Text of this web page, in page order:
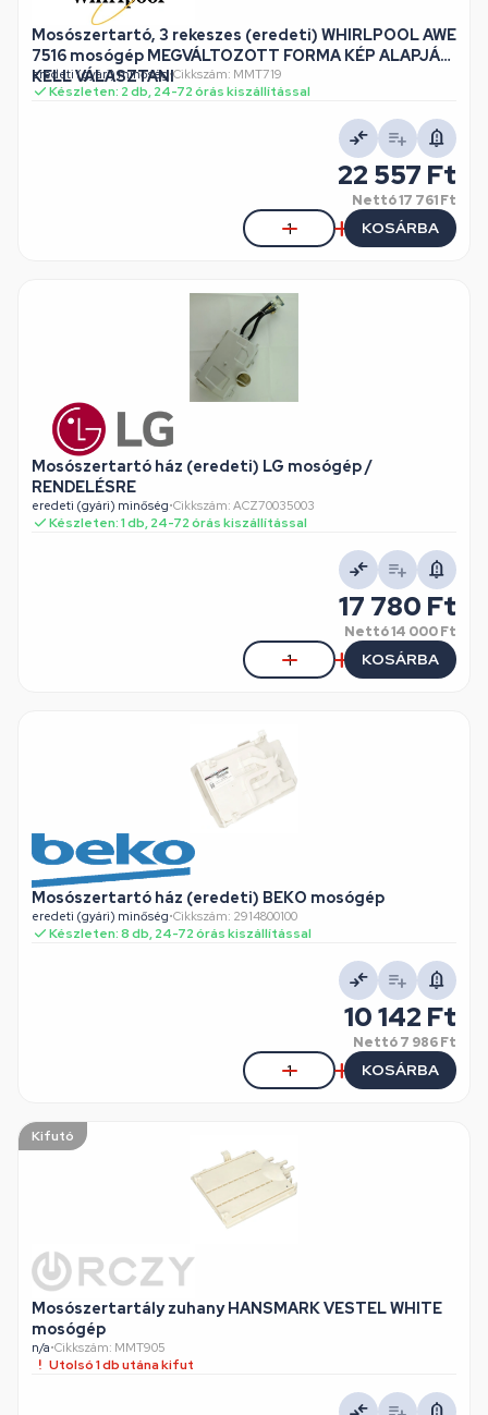
Mosószertartó, 3 rekeszes (eredeti) WHIRLPOOL AWE
7516 mosógép MEGVÁLTOZOTT FORMA KÉP ALAPJÁN
KELL VÁLASZTANI
eredeti (gyári) minőség•Cikkszám: MMT719
Készleten: 2 db, 24-72 órás kiszállítással
22 557 Ft
Nettó17 761 Ft
KOSÁRBA
Mosószertartó ház (eredeti) LG mosógép /
RENDELÉSRE
eredeti (gyári) minőség•Cikkszám: ACZ70035003
Készleten: 1 db, 24-72 órás kiszállítással
17 780 Ft
Nettó14 000 Ft
KOSÁRBA
Mosószertartó ház (eredeti) BEKO mosógép
eredeti (gyári) minőség•Cikkszám: 2914800100
Készleten: 8 db, 24-72 órás kiszállítással
10 142 Ft
Nettó7 986 Ft
KOSÁRBA
Kifutó
Mosószertartály zuhany HANSMARK VESTEL WHITE
mosógép
n/a•Cikkszám: MMT905
Utolsó 1 db utána kifut